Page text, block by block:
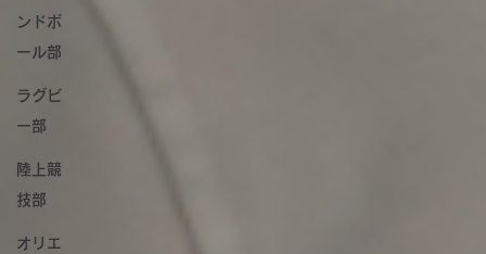
ンドボ
ール部
ラグビ
ー部
陸上競
技部
オリエ